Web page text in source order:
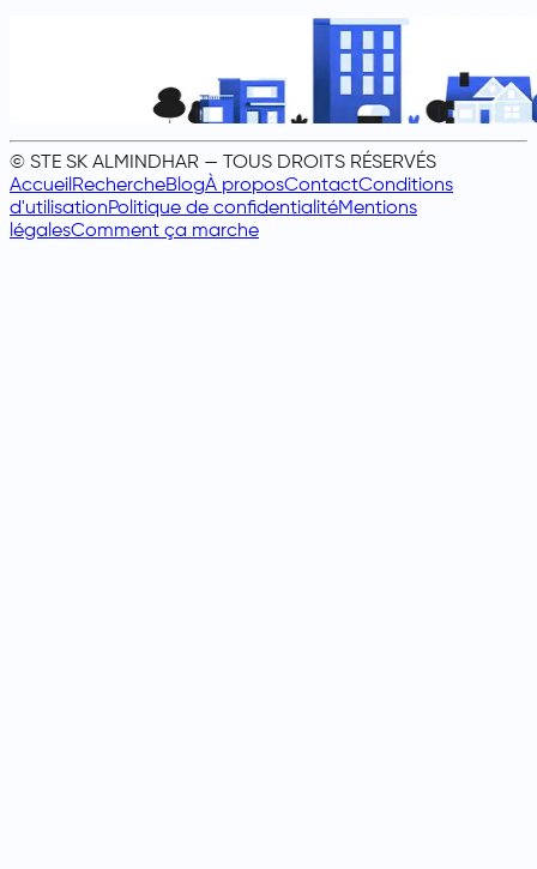
© STE SK ALMINDHAR — TOUS DROITS RÉSERVÉS
AccueilRechercheBlogÀ proposContactConditions
d'utilisationPolitique de confidentialitéMentions
légalesComment ça marche